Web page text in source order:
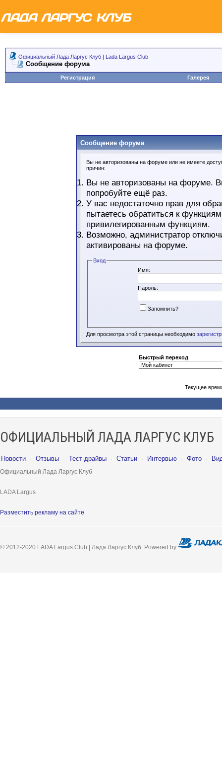
Официальный Лада Ларгус Клуб | Lada Largus Club
Сообщение форума
Регистрация Галерея
Сообщение форума
Вы не авторизованы на форуме или не имеете
причин:
Вы не авторизованы на форуме.
попробуйте ещё раз.
У вас недостаточно прав для
пытаетесь обратиться к
привилегированным функциям.
Возможно, администратор
активированы на форуме.
Вход
Имя:
Пароль:
Запомнить?
Для просмотра этой страницы необходимо
Быстрый переход
Текущее
ОФИЦИАЛЬНЫЙ ЛАДА ЛАРГУС КЛУБ
Новости · Отзывы · Тест-драйвы · Статьи · Интервью · Фото ·
Официальный Лада Ларгус Клуб
LADA Largus
Разместить рекламу на сайте
© 2012-2020 LADA Largus Club | Лада Ларгус Клуб. Powered by